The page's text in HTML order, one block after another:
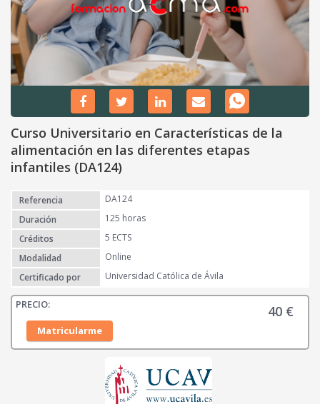
Curso Universitario en Características de la
alimentación en las diferentes etapas
infantiles (DA124)
Referencia
DA124
Duración
125 horas
Créditos
5 ECTS
Modalidad
Online
Certificado por
Universidad Católica de Ávila
40 €
Matricularme